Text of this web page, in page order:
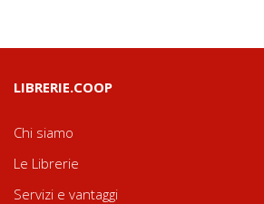
LIBRERIE.COOP
Chi siamo
Le Librerie
Servizi e vantaggi